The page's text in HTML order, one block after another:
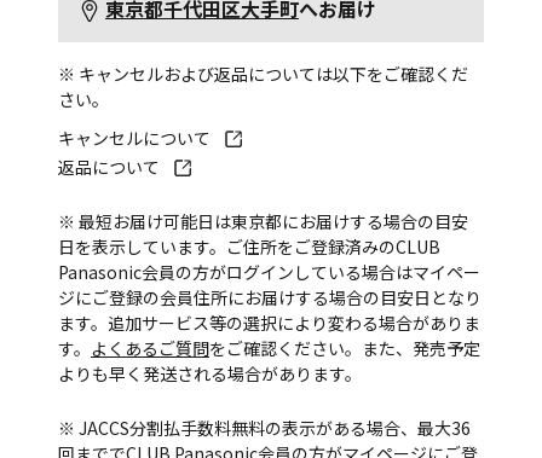
東京都千代田区大手町へお届け
※ キャンセルおよび返品については以下をご確認くだ
さい。
キャンセルについて
返品について
※ 最短お届け可能日は東京都にお届けする場合の目安
日を表示しています。ご住所をご登録済みのCLUB
Panasonic会員の方がログインしている場合はマイペー
ジにご登録の会員住所にお届けする場合の目安日となり
ます。追加サービス等の選択により変わる場合がありま
す。 よくあるご質問をご確認ください。また、発売予定
よりも早く発送される場合があります。
※ JACCS分割払手数料無料の表示がある場合、最大36
回まででCLUB Panasonic会員の方がマイページにご登